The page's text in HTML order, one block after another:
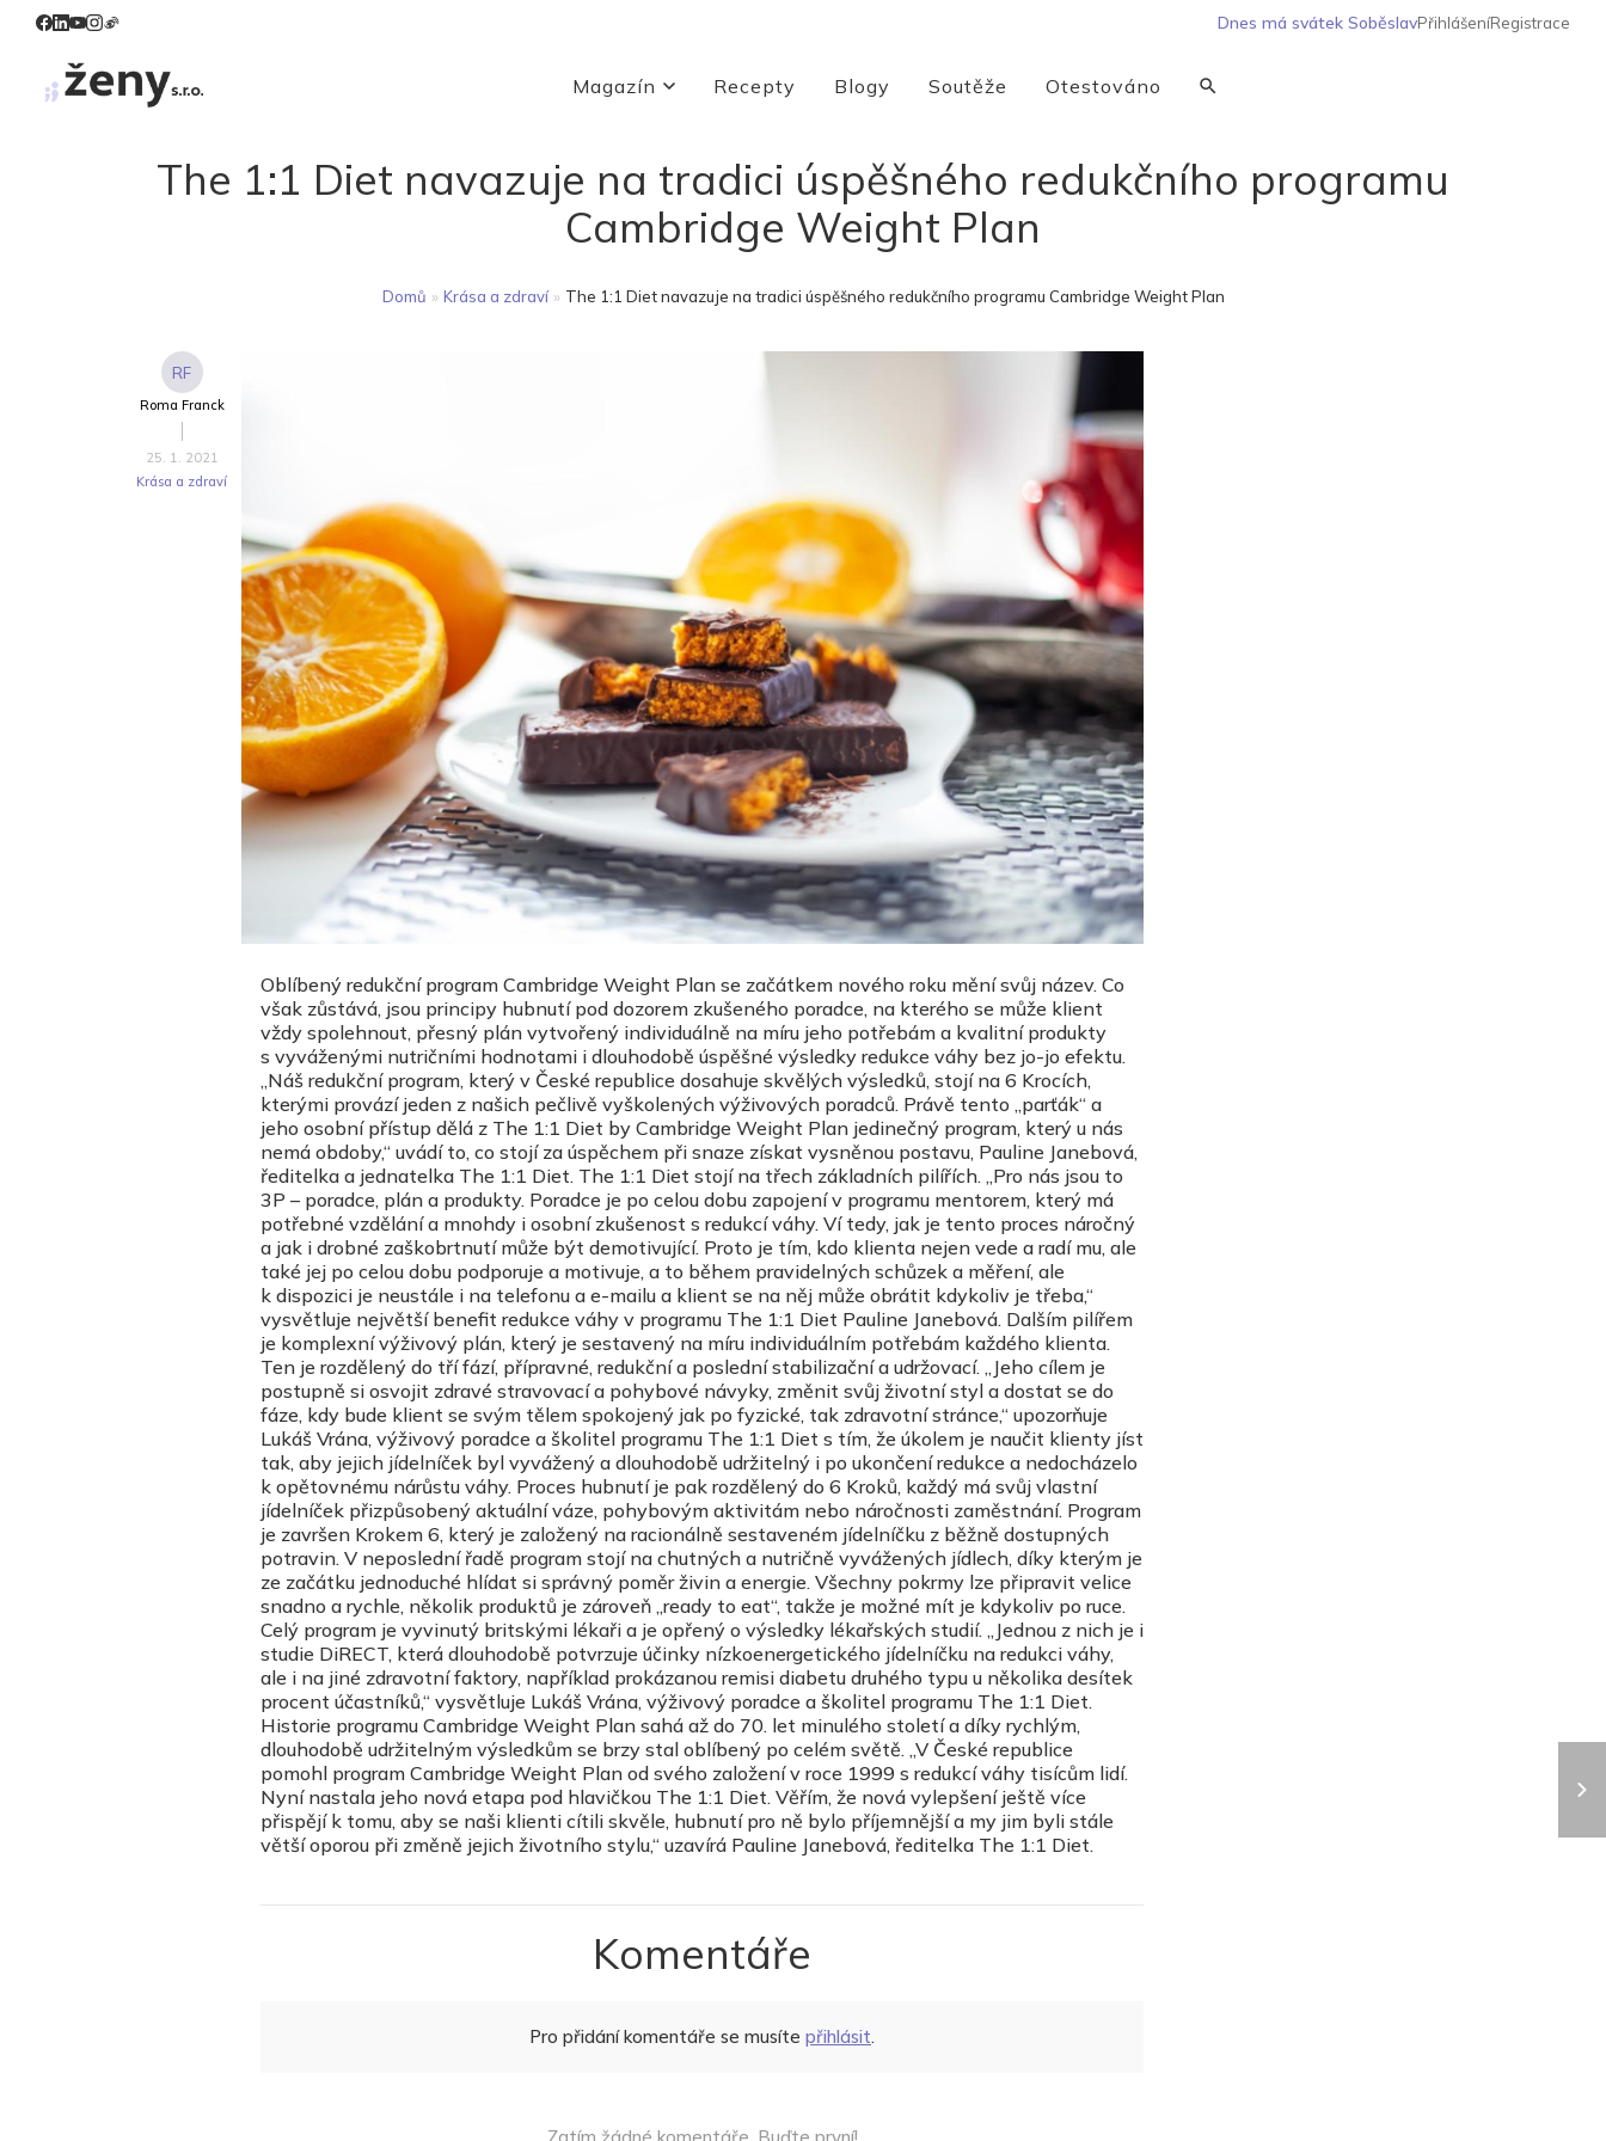
Dnes má svátek SoběslavPřihlášeníRegistrace
Magazín Recepty Blogy Soutěže Otestováno
The 1:1 Diet navazuje na tradici úspěšného redukčního programu
Cambridge Weight Plan
Domů » Krása a zdraví » The 1:1 Diet navazuje na tradici úspěšného redukčního programu Cambridge Weight Plan
RF
Roma Franck
25. 1. 2021
Krása a zdraví
Oblíbený redukční program Cambridge Weight Plan se začátkem nového roku mění svůj název. Co
však zůstává, jsou principy hubnutí pod dozorem zkušeného poradce, na kterého se může klient
vždy spolehnout, přesný plán vytvořený individuálně na míru jeho potřebám a kvalitní produkty
s vyváženými nutričními hodnotami i dlouhodobě úspěšné výsledky redukce váhy bez jo-jo efektu.
„Náš redukční program, který v České republice dosahuje skvělých výsledků, stojí na 6 Krocích,
kterými provází jeden z našich pečlivě vyškolených výživových poradců. Právě tento „parťák“ a
jeho osobní přístup dělá z The 1:1 Diet by Cambridge Weight Plan jedinečný program, který u nás
nemá obdoby,“ uvádí to, co stojí za úspěchem při snaze získat vysněnou postavu, Pauline Janebová,
ředitelka a jednatelka The 1:1 Diet. The 1:1 Diet stojí na třech základních pilířích. „Pro nás jsou to
3P – poradce, plán a produkty. Poradce je po celou dobu zapojení v programu mentorem, který má
potřebné vzdělání a mnohdy i osobní zkušenost s redukcí váhy. Ví tedy, jak je tento proces náročný
a jak i drobné zaškobrtnutí může být demotivující. Proto je tím, kdo klienta nejen vede a radí mu, ale
také jej po celou dobu podporuje a motivuje, a to během pravidelných schůzek a měření, ale
k dispozici je neustále i na telefonu a e-mailu a klient se na něj může obrátit kdykoliv je třeba,“
vysvětluje největší benefit redukce váhy v programu The 1:1 Diet Pauline Janebová. Dalším pilířem
je komplexní výživový plán, který je sestavený na míru individuálním potřebám každého klienta.
Ten je rozdělený do tří fází, přípravné, redukční a poslední stabilizační a udržovací. „Jeho cílem je
postupně si osvojit zdravé stravovací a pohybové návyky, změnit svůj životní styl a dostat se do
fáze, kdy bude klient se svým tělem spokojený jak po fyzické, tak zdravotní stránce,“ upozorňuje
Lukáš Vrána, výživový poradce a školitel programu The 1:1 Diet s tím, že úkolem je naučit klienty jíst
tak, aby jejich jídelníček byl vyvážený a dlouhodobě udržitelný i po ukončení redukce a nedocházelo
k opětovnému nárůstu váhy. Proces hubnutí je pak rozdělený do 6 Kroků, každý má svůj vlastní
jídelníček přizpůsobený aktuální váze, pohybovým aktivitám nebo náročnosti zaměstnání. Program
je završen Krokem 6, který je založený na racionálně sestaveném jídelníčku z běžně dostupných
potravin. V neposlední řadě program stojí na chutných a nutričně vyvážených jídlech, díky kterým je
ze začátku jednoduché hlídat si správný poměr živin a energie. Všechny pokrmy lze připravit velice
snadno a rychle, několik produktů je zároveň „ready to eat“, takže je možné mít je kdykoliv po ruce.
Celý program je vyvinutý britskými lékaři a je opřený o výsledky lékařských studií. „Jednou z nich je i
studie DiRECT, která dlouhodobě potvrzuje účinky nízkoenergetického jídelníčku na redukci váhy,
ale i na jiné zdravotní faktory, například prokázanou remisi diabetu druhého typu u několika desítek
procent účastníků,“ vysvětluje Lukáš Vrána, výživový poradce a školitel programu The 1:1 Diet.
Historie programu Cambridge Weight Plan sahá až do 70. let minulého století a díky rychlým,
dlouhodobě udržitelným výsledkům se brzy stal oblíbený po celém světě. „V České republice
pomohl program Cambridge Weight Plan od svého založení v roce 1999 s redukcí váhy tisícům lidí.
Nyní nastala jeho nová etapa pod hlavičkou The 1:1 Diet. Věřím, že nová vylepšení ještě více
přispějí k tomu, aby se naši klienti cítili skvěle, hubnutí pro ně bylo příjemnější a my jim byli stále
větší oporou při změně jejich životního stylu,“ uzavírá Pauline Janebová, ředitelka The 1:1 Diet.
Komentáře
Pro přidání komentáře se musíte přihlásit.